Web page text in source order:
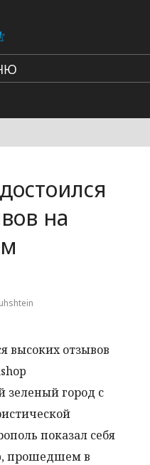
на
зеленый город с
показал себя
прошедшем в